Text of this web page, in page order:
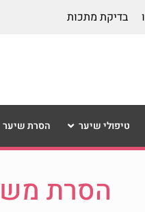
בדיקת מתכות
טיפולי שיער הסרת שיער
הסרת